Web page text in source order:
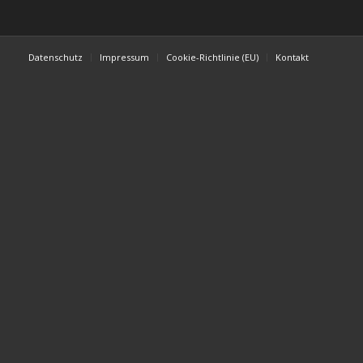
Datenschutz Impressum Cookie-Richtlinie (EU) Kontakt